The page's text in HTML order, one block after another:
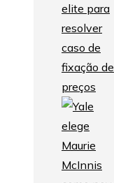
elite para
resolver
caso de
fixação de
preços